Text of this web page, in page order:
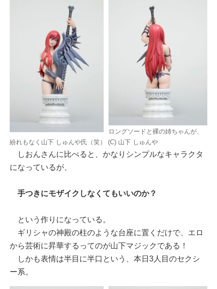
ロングソードと裸の姉ちゃんが、
紛れもなく山下 しゅんや氏（笑） (C) 山下 しゅんや
しおんさんに比べると、かなりシンプルなキャラクタ
になっているが、
手つきにモザイクしなくてもいいのか？
という作りになっている。
ギリシャの神殿の柱のような台座に置くだけで、エロ
から芸術に昇華するってのが山下マジックである！
しかも表情は半目に半口という、本日3人目のセクシ
ー系。